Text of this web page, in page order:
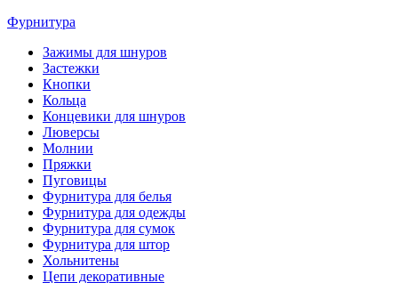
Фурнитура
Зажимы для шнуров
Застежки
Кнопки
Кольца
Концевики для шнуров
Люверсы
Молнии
Пряжки
Пуговицы
Фурнитура для белья
Фурнитура для одежды
Фурнитура для сумок
Фурнитура для штор
Хольнитены
Цепи декоративные